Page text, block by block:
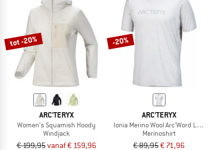
tot -20%
ARC'TERYX
Women's Squamish Hoody
Windjack
€ 199,95vanaf € 159,96
-20%
ARC'TERYX
Ionia Merino Wool Arc'Word Logo S/S
Merinoshirt
€ 89,95€ 71,96